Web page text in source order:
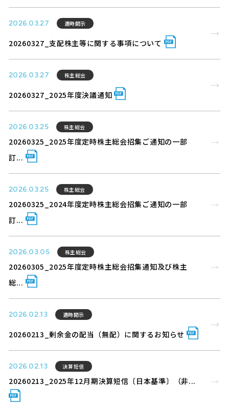
お問い合わせ
個人情報保護方針/個人情報の取り扱いについて
2026.03.27 適時開示
20260327_支配株主等に関する事項について
2026.03.27 株主総会
20260327_2025年度決議通知
2026.03.25 株主総会
20260325_2025年度定時株主総会招集ご通知の一部
訂...
2026.03.25 株主総会
20260325_2024年度定時株主総会招集ご通知の一部
訂...
2026.03.05 株主総会
20260305_2025年度定時株主総会招集通知及び株主
総...
2026.02.13 適時開示
20260213_剰余金の配当（無配）に関するお知らせ
2026.02.13 決算短信
20260213_2025年12月期決算短信〔日本基準〕（非...